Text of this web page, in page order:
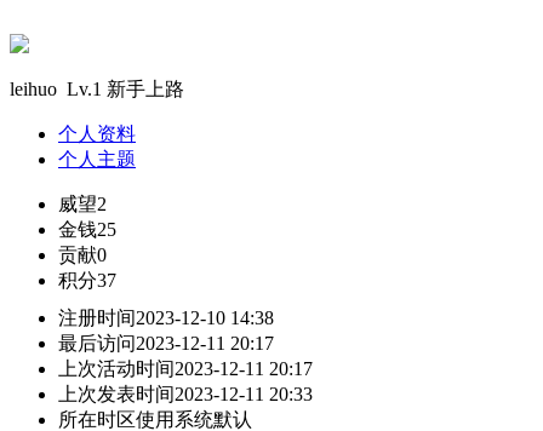
leihuo Lv.1 新手上路
个人资料
个人主题
威望2
金钱25
贡献0
积分37
注册时间2023-12-10 14:38
最后访问2023-12-11 20:17
上次活动时间2023-12-11 20:17
上次发表时间2023-12-11 20:33
所在时区使用系统默认